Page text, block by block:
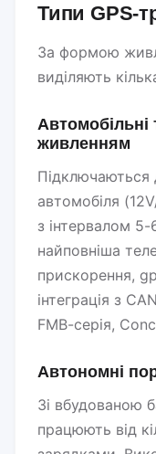
Типи GPS-
За формою
виділяють
Автомобільні
живленням
Підключаються
автомобіля
з інтервалом 5-
найповніша
прискорення,
інтеграція з
FMB-серія,
Автономні
Зі вбудованою
працюють від